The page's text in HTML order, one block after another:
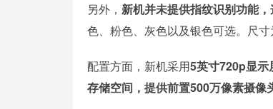
另外， 新机并未提供指纹识别功能
色、粉色、灰色以及银色可选。尺
配置方面，新机采用5英寸720p显示
存储空间，提供前置500万像素摄像